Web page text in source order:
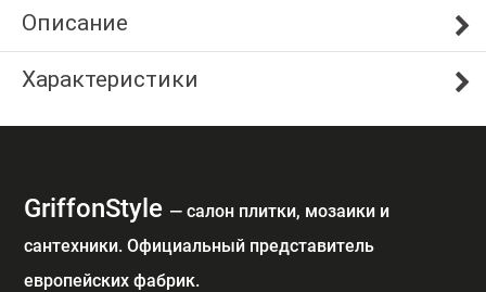
Описание
Характеристики
GriffonStyle — cалон плитки, мозаики и
сантехники. Официальный представитель
европейских фабрик.